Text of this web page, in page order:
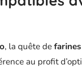
, la quête de
au profit